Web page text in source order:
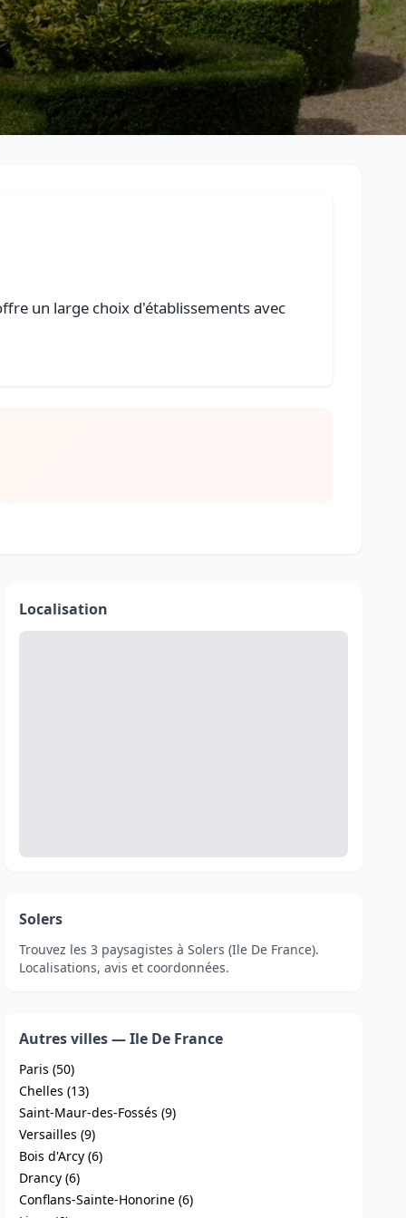
un large choix d'établissements avec
Localisation
Solers
Trouvez les 3 paysagistes à Solers (Ile De France).
Localisations, avis et coordonnées.
Autres villes — Ile De France
Paris (50)
Chelles (13)
Saint-Maur-des-Fossés (9)
Versailles (9)
Bois d'Arcy (6)
Drancy (6)
Conflans-Sainte-Honorine (6)